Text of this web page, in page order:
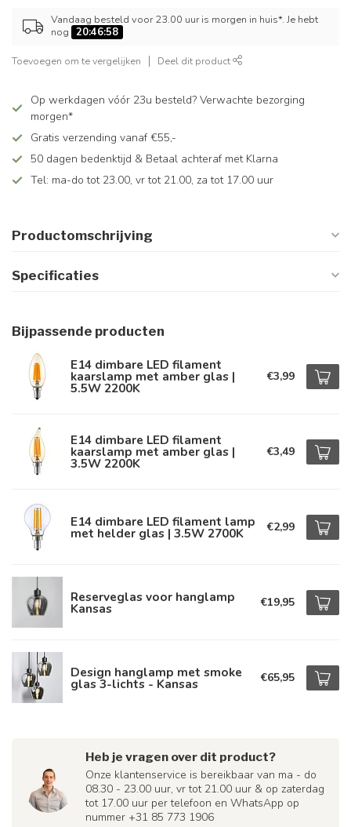
Vandaag besteld voor 23.00 uur is morgen in huis*. Je hebt
nog 20:46:58
Toevoegen om te vergelijken Deel dit product
Op werkdagen vóór 23u besteld? Verwachte bezorging
morgen*
Gratis verzending vanaf €55,-
50 dagen bedenktijd & Betaal achteraf met Klarna
Tel: ma-do tot 23.00, vr tot 21.00, za tot 17.00 uur
Productomschrijving
Specificaties
Bijpassende producten
E14 dimbare LED filament
kaarslamp met amber glas |
5.5W 2200K
€3,99
E14 dimbare LED filament
kaarslamp met amber glas |
3.5W 2200K
€3,49
E14 dimbare LED filament lamp
met helder glas | 3.5W 2700K €2,99
Reserveglas voor hanglamp
Kansas €19,95
Design hanglamp met smoke
glas 3-lichts - Kansas €65,95
Heb je vragen over dit product?
Onze klantenservice is bereikbaar van ma - do
08.30 - 23.00 uur, vr tot 21.00 uur & op zaterdag
tot 17.00 uur per telefoon en WhatsApp op
nummer +31 85 773 1906